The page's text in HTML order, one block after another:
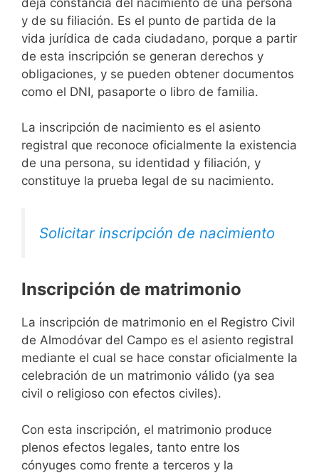
y de su filiación. Es el punto de partida de la
vida jurídica de cada ciudadano, porque a partir
de esta inscripción se generan derechos y
obligaciones, y se pueden obtener documentos
como el DNI, pasaporte o libro de familia.
La inscripción de nacimiento es el asiento
registral que reconoce oficialmente la existencia
de una persona, su identidad y filiación, y
constituye la prueba legal de su nacimiento.
Solicitar inscripción de nacimiento
Inscripción de matrimonio
La inscripción de matrimonio en el Registro Civil
de Almodóvar del Campo es el asiento registral
mediante el cual se hace constar oficialmente la
celebración de un matrimonio válido (ya sea
civil o religioso con efectos civiles).
Con esta inscripción, el matrimonio produce
plenos efectos legales, tanto entre los
cónyuges como frente a terceros y la